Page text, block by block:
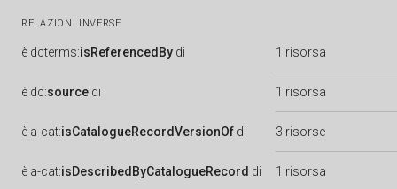
RELAZIONI INVERSE
è dcterms:isReferencedBy di 1 risorsa
è dc:source di 1 risorsa
è a-cat:isCatalogueRecordVersionOf di 3 risorse
è a-cat:isDescribedByCatalogueRecord di 1 risorsa